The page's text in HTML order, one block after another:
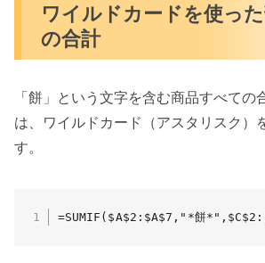
ワイルドカードを使っ
の合計
「餅」という文字を含む商品すべての
は、ワイルドカード（アスタリスク）
す。
=SUMIF($A$2:$A$7,"*餅